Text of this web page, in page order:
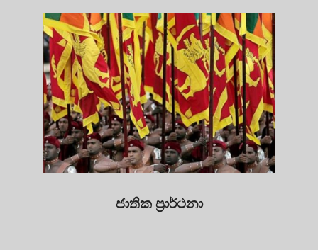
ජාතික ප්‍රාර්ථනා